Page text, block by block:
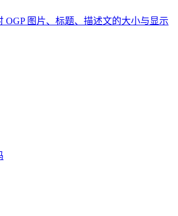
OGP 图片、标题、描述文的大小与显示